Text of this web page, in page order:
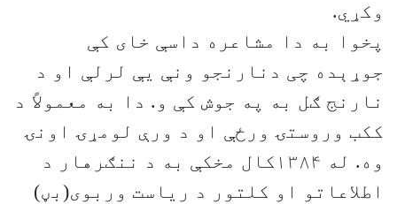
وکړي.
پخوا به دا مشاعره داسې خای کې
جوړېده چی دنارنجو ونې یې لرلې او د
نارنج ګل به په جوش کې و. دا به معمولاً د
ککب وروستۍ ورځې او د ورې لومړۍ اونۍ
وه. له ۱۳۸۴کال مخکې به د ننګرهار د
اطلاعاتو او کلتور د ریاست وربوی(بڼ)